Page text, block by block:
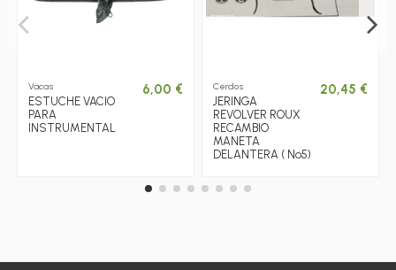
Vacas
ESTUCHE VACIO
PARA
INSTRUMENTAL
6,00 € Cerdos
JERINGA
REVOLVER ROUX
RECAMBIO
MANETA
DELANTERA ( Nº5)
20,45 €